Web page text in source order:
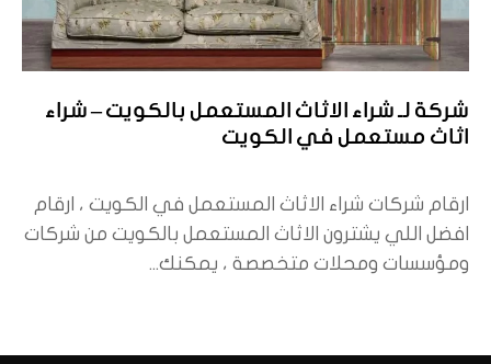
شركة لـ شراء الاثاث المستعمل بالكويت – شراء
اثاث مستعمل في الكويت
ارقام شركات شراء الاثاث المستعمل في الكويت ، ارقام
افضل اللي يشترون الاثاث المستعمل بالكويت من شركات
ومؤسسات ومحلات متخصصة ، يمكنك...